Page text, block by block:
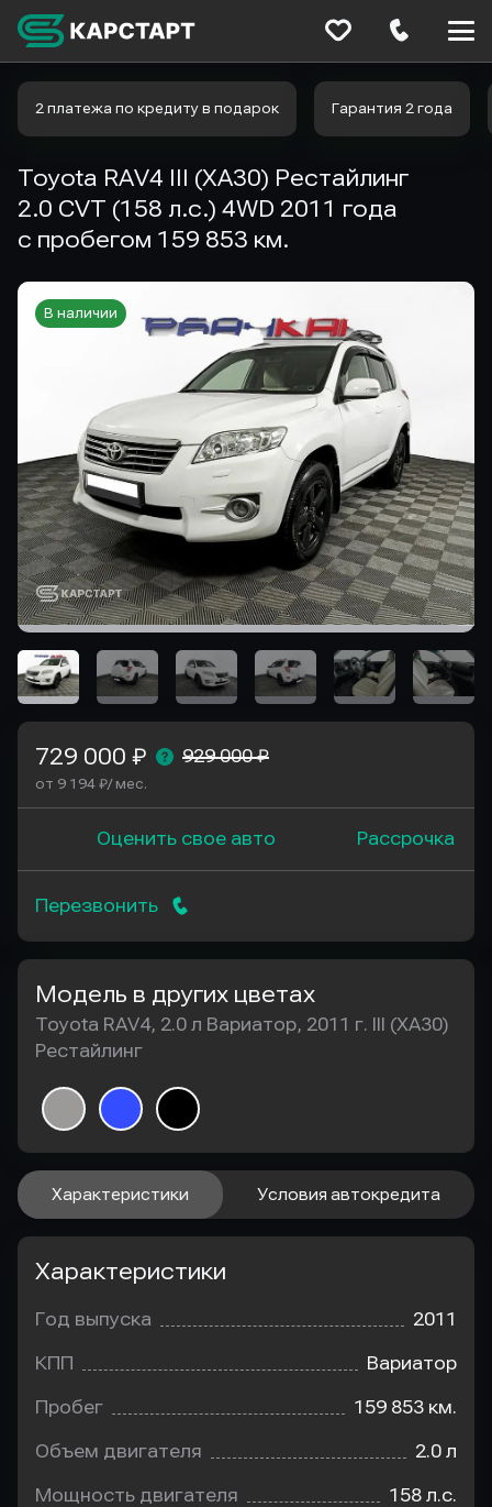
2 платежа по кредиту в подарок Гарантия 2 года
Toyota RAV4 III (XA30) Рестайлинг
2.0 CVT (158 л.с.) 4WD 2011 года
с пробегом 159 853 км.
В наличии
729 000 ₽ 929 000 ₽
от 9 194 ₽/ мес.
Оценить свое авто Рассрочка
Перезвонить
Модель в других цветах
Toyota RAV4, 2.0 л Вариатор, 2011 г. III (XA30)
Рестайлинг
Характеристики Условия автокредита
Характеристики
Год выпуска 2011
КПП Вариатор
Пробег 159 853 км.
Объем двигателя 2.0 л
Мощность двигателя 158 л.с.